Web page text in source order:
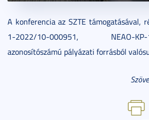
A konferencia az SZTE támogatásával,
1-2022/10-000951, NEAO-KP-
azonosítószámú pályázati forrásból